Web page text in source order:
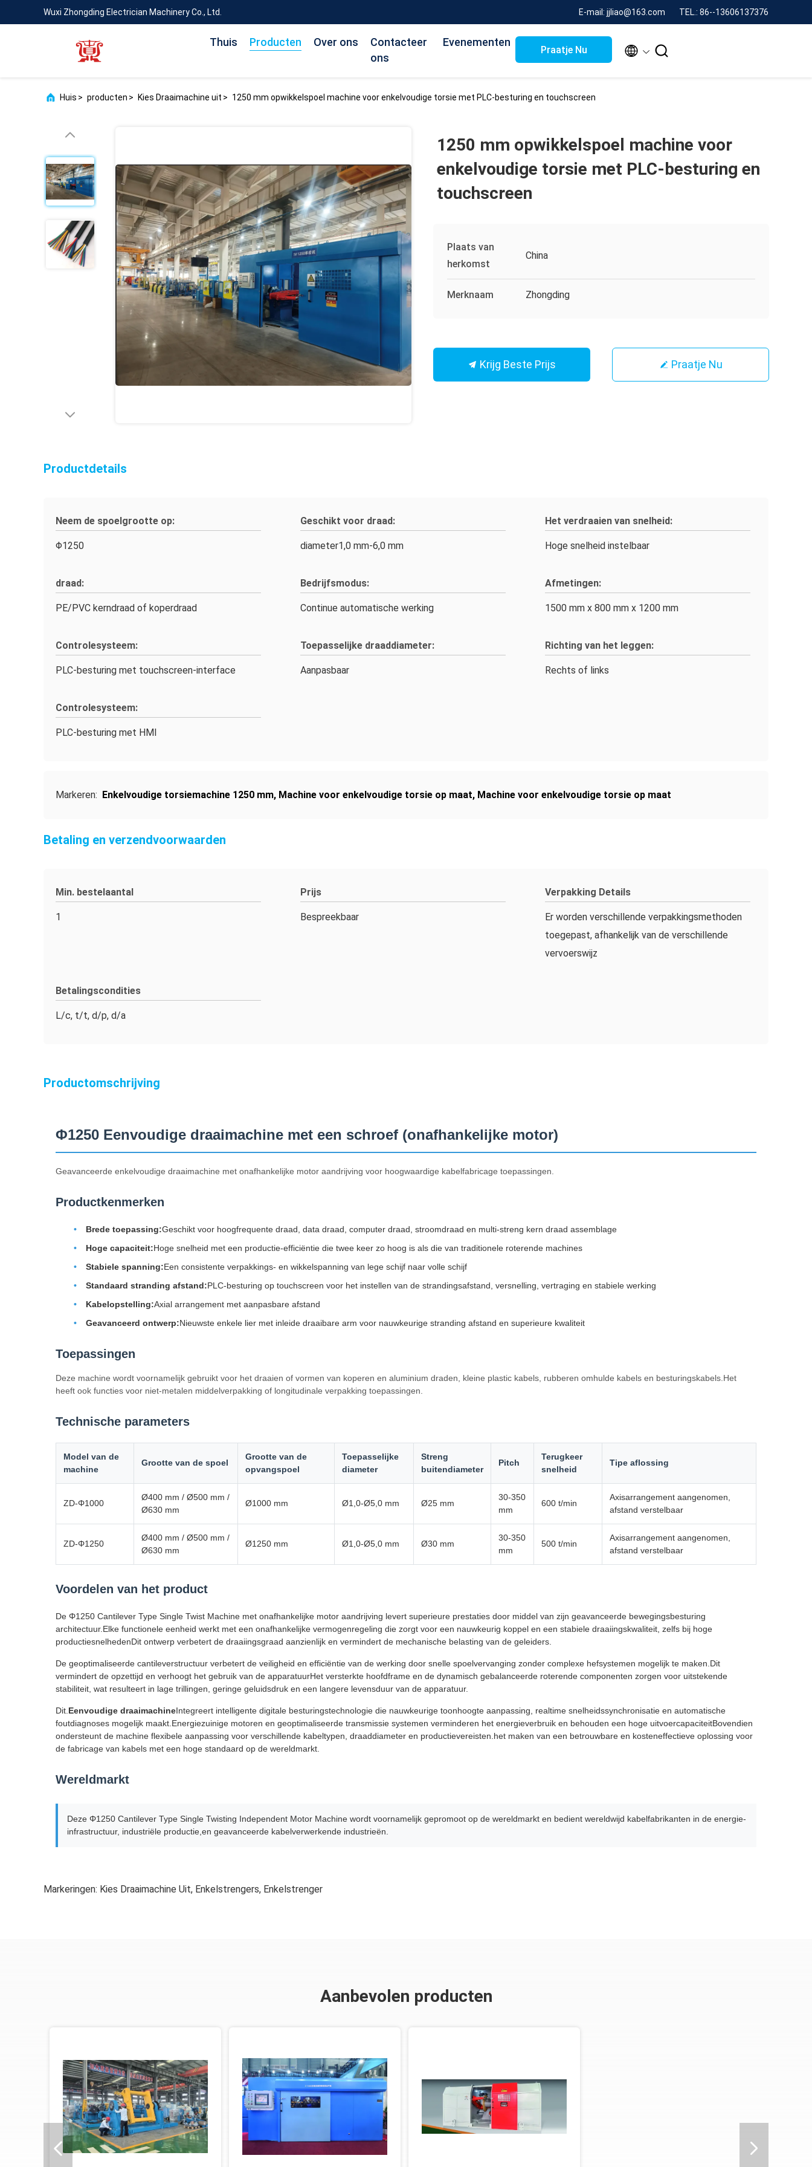
Wuxi Zhongding Electrician Machinery Co., Ltd. E-mail: jjliao@163.com TEL.: 86--13606137376
Thuis Producten Over ons
Contacteer
ons
Evenementen
Praatje Nu  
Huis > producten > Kies Draaimachine uit > 1250 mm opwikkelspoel machine voor enkelvoudige torsie met PLC-besturing en touchscreen
1250 mm opwikkelspoel machine voor
enkelvoudige torsie met PLC-besturing en
touchscreen
Plaats van
herkomst
China
Merknaam Zhongding
Krijg Beste Prijs Praatje Nu
Productdetails
Neem de spoelgrootte op:
Φ1250
Geschikt voor draad:
diameter1,0 mm-6,0 mm
Het verdraaien van snelheid:
Hoge snelheid instelbaar
draad:
PE/PVC kerndraad of koperdraad
Bedrijfsmodus:
Continue automatische werking
Afmetingen:
1500 mm x 800 mm x 1200 mm
Controlesysteem:
PLC-besturing met touchscreen-interface
Toepasselijke draaddiameter:
Aanpasbaar
Richting van het leggen:
Rechts of links
Controlesysteem:
PLC-besturing met HMI
Markeren: Enkelvoudige torsiemachine 1250 mm, Machine voor enkelvoudige torsie op maat, Machine voor enkelvoudige torsie op maat
Betaling en verzendvoorwaarden
Min. bestelaantal
1
Prijs
Bespreekbaar
Verpakking Details
Er worden verschillende verpakkingsmethoden
toegepast, afhankelijk van de verschillende
vervoerswijz
Betalingscondities
L/c, t/t, d/p, d/a
Productomschrijving
Φ1250 Eenvoudige draaimachine met een schroef (onafhankelijke motor)
Geavanceerde enkelvoudige draaimachine met onafhankelijke motor aandrijving voor hoogwaardige kabelfabricage toepassingen.
Productkenmerken
Brede toepassing:Geschikt voor hoogfrequente draad, data draad, computer draad, stroomdraad en multi-streng kern draad assemblage
Hoge capaciteit:Hoge snelheid met een productie-efficiëntie die twee keer zo hoog is als die van traditionele roterende machines
Stabiele spanning:Een consistente verpakkings- en wikkelspanning van lege schijf naar volle schijf
Standaard stranding afstand:PLC-besturing op touchscreen voor het instellen van de strandingsafstand, versnelling, vertraging en stabiele werking
Kabelopstelling:Axial arrangement met aanpasbare afstand
Geavanceerd ontwerp:Nieuwste enkele lier met inleide draaibare arm voor nauwkeurige stranding afstand en superieure kwaliteit
Toepassingen
Deze machine wordt voornamelijk gebruikt voor het draaien of vormen van koperen en aluminium draden, kleine plastic kabels, rubberen omhulde kabels en besturingskabels.Het
heeft ook functies voor niet-metalen middelverpakking of longitudinale verpakking toepassingen.
Technische parameters
Model van de
machine
Grootte van de spoel
Grootte van de
opvangspoel
Toepasselijke
diameter
Streng
buitendiameter
Pitch
Terugkeer
snelheid
Tipe aflossing
ZD-Φ1000
Ø400 mm / Ø500 mm /
Ø630 mm
Ø1000 mm Ø1,0-Ø5,0 mm Ø25 mm
30-350
mm
600 t/min
Axisarrangement aangenomen,
afstand verstelbaar
ZD-Φ1250
Ø400 mm / Ø500 mm /
Ø630 mm
Ø1250 mm Ø1,0-Ø5,0 mm Ø30 mm
30-350
mm
500 t/min
Axisarrangement aangenomen,
afstand verstelbaar
Voordelen van het product
De Φ1250 Cantilever Type Single Twist Machine met onafhankelijke motor aandrijving levert superieure prestaties door middel van zijn geavanceerde bewegingsbesturing
architectuur.Elke functionele eenheid werkt met een onafhankelijke vermogenregeling die zorgt voor een nauwkeurig koppel en een stabiele draaiingskwaliteit, zelfs bij hoge
productiesnelhedenDit ontwerp verbetert de draaiingsgraad aanzienlijk en vermindert de mechanische belasting van de geleiders.
De geoptimaliseerde cantileverstructuur verbetert de veiligheid en efficiëntie van de werking door snelle spoelvervanging zonder complexe hefsystemen mogelijk te maken.Dit
vermindert de opzettijd en verhoogt het gebruik van de apparatuurHet versterkte hoofdframe en de dynamisch gebalanceerde roterende componenten zorgen voor uitstekende
stabiliteit, wat resulteert in lage trillingen, geringe geluidsdruk en een langere levensduur van de apparatuur.
Dit. Eenvoudige draaimachineIntegreert intelligente digitale besturingstechnologie die nauwkeurige toonhoogte aanpassing, realtime snelheidssynchronisatie en automatische
foutdiagnoses mogelijk maakt.Energiezuinige motoren en geoptimaliseerde transmissie systemen verminderen het energieverbruik en behouden een hoge uitvoercapaciteitBovendien
ondersteunt de machine flexibele aanpassing voor verschillende kabeltypen, draaddiameter en productievereisten.het maken van een betrouwbare en kosteneffectieve oplossing voor
de fabricage van kabels met een hoge standaard op de wereldmarkt.
Wereldmarkt
Deze Φ1250 Cantilever Type Single Twisting Independent Motor Machine wordt voornamelijk gepromoot op de wereldmarkt en bedient wereldwijd kabelfabrikanten in de energie-
infrastructuur, industriële productie,en geavanceerde kabelverwerkende industrieën.
Markeringen: Kies Draaimachine Uit, Enkelstrengers, Enkelstrenger
Aanbevolen producten